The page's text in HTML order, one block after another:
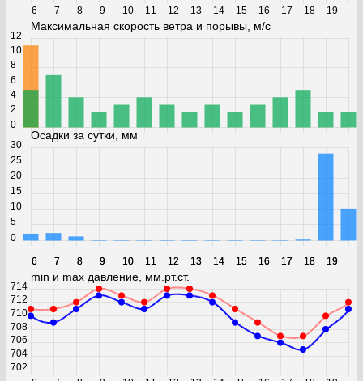
6 7 8 9 10 11 12 13 14 15 16 17 18 19
Максимальная скорость ветра и порывы, м/с
6 7 8 9 10 11 12 13 14 15 16 17 18 19
0
2
4
6
8
10
12
Осадки за сутки, мм
6 7 8 9 10 11 12 13 14 15 16 17 18 19
0
5
10
15
20
25
30
min и max давление, мм.рт.ст.
702
704
706
708
710
712
714